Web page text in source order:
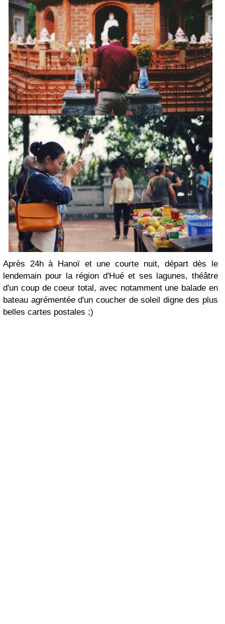
Après 24h à Hanoï et une courte nuit, départ dès le
lendemain pour la région d'Hué et ses lagunes, théâtre
d'un coup de coeur total, avec notamment une balade en
bateau agrémentée d'un coucher de soleil digne des plus
belles cartes postales ;)